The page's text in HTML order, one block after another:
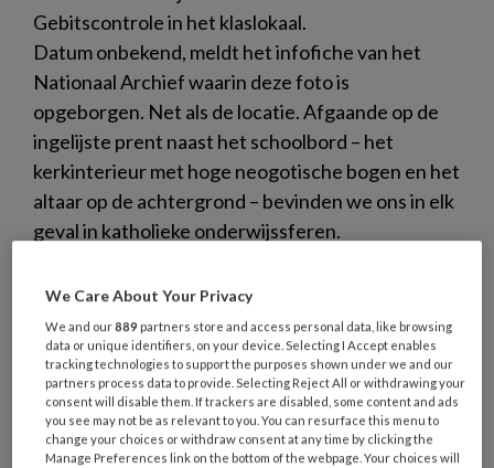
Gebitscontrole in het klaslokaal.
Datum onbekend, meldt het infofiche van het
Nationaal Archief waarin deze foto is
opgeborgen. Net als de locatie. Afgaande op de
ingelijste prent naast het schoolbord – het
kerkinterieur met hoge neogotische bogen en het
altaar op de achtergrond – bevinden we ons in elk
geval in katholieke onderwijssferen.
4 AUGUSTUS 2026
ACHTERGROND
PARODONTOLOGIE
We Care About Your Privacy
We and our889 partners store and access personal data, like browsing
data or unique identifiers, on your device. Selecting I Accept enables
tracking technologies to support the purposes shown under we and our
partners process data to provide. Selecting Reject All or withdrawing your
consent will disable them. If trackers are disabled, some content and ads
you see may not be as relevant to you. You can resurface this menu to
change your choices or withdraw consent at any time by clicking the
Manage Preferences link on the bottom of the webpage. Your choices will